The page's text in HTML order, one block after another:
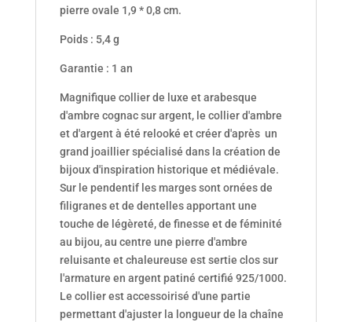
pierre ovale 1,9 * 0,8 cm.
Poids : 5,4 g
Garantie : 1 an
Magnifique collier de luxe et arabesque
d'ambre cognac sur argent, le collier d'ambre
et d'argent à été relooké et créer d'après un
grand joaillier spécialisé dans la création de
bijoux d'inspiration historique et médiévale.
Sur le pendentif les marges sont ornées de
filigranes et de dentelles apportant une
touche de légèreté, de finesse et de féminité
au bijou, au centre une pierre d'ambre
reluisante et chaleureuse est sertie clos sur
l'armature en argent patiné certifié 925/1000.
Le collier est accessoirisé d'une partie
permettant d'ajuster la longueur de la chaîne